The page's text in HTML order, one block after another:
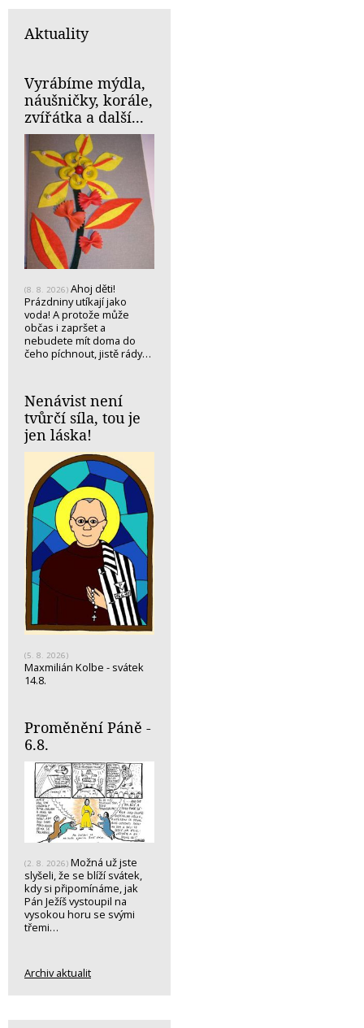
Aktuality
Vyrábíme mýdla,
náušničky, korále,
zvířátka a další...
(8. 8. 2026) Ahoj děti!
Prázdniny utíkají jako
voda! A protože může
občas i zapršet a
nebudete mít doma do
čeho píchnout, jistě rády…
Nenávist není
tvůrčí síla, tou je
jen láska!
(5. 8. 2026)
Maxmilián Kolbe - svátek
14.8.
Proměnění Páně -
6.8.
(2. 8. 2026) Možná už jste
slyšeli, že se blíží svátek,
kdy si připomínáme, jak
Pán Ježíš vystoupil na
vysokou horu se svými
třemi…
Archiv aktualit